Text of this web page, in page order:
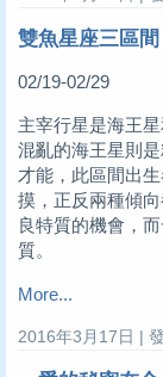
雙魚星座三區間
02/19-02/29
主宰行星是海王
混亂的海王星則
才能，此區間出
摸，正反兩種傾
良特質的機會，
質。
More...
2016年3月17日 |